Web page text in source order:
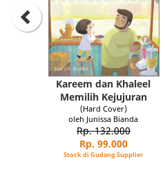
Kareem dan Khaleel
Memilih Kejujuran
(Hard Cover)
oleh Junissa Bianda
Rp. 132.000
Rp. 99.000
Stock di Gudang Supplier